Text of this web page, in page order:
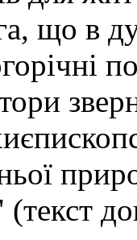
що в
(текст